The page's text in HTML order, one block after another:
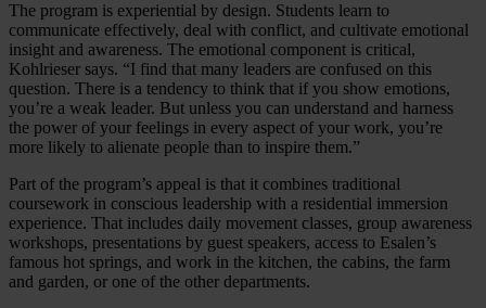
The program is experiential by design. Students learn to
communicate effectively, deal with conflict, and cultivate emotional
insight and awareness. The emotional component is critical,
Kohlrieser says. “I find that many leaders are confused on this
question. There is a tendency to think that if you show emotions,
you’re a weak leader. But unless you can understand and harness
the power of your feelings in every aspect of your work, you’re
more likely to alienate people than to inspire them.”
Part of the program’s appeal is that it combines traditional
coursework in conscious leadership with a residential immersion
experience. That includes daily movement classes, group awareness
workshops, presentations by guest speakers, access to Esalen’s
famous hot springs, and work in the kitchen, the cabins, the farm
and garden, or one of the other departments.